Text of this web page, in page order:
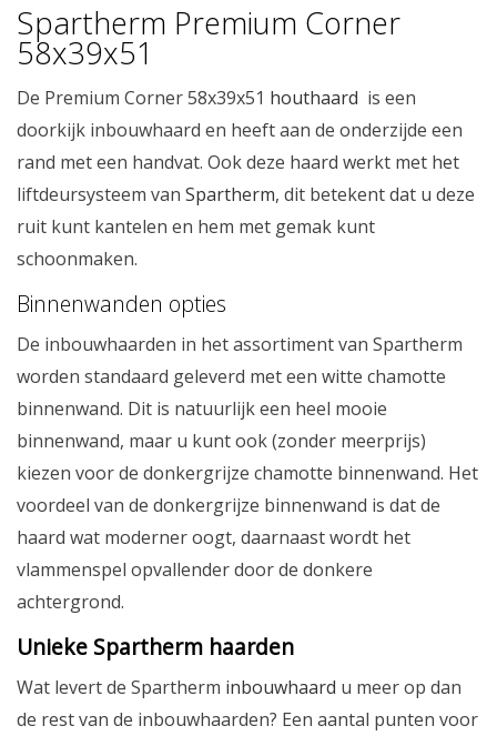
Spartherm Premium Corner
58x39x51
De Premium Corner 58x39x51 houthaard is een
doorkijk inbouwhaard en heeft aan de onderzijde een
rand met een handvat. Ook deze haard werkt met het
liftdeursysteem van Spartherm, dit betekent dat u deze
ruit kunt kantelen en hem met gemak kunt
schoonmaken.
Binnenwanden opties
De inbouwhaarden in het assortiment van Spartherm
worden standaard geleverd met een witte chamotte
binnenwand. Dit is natuurlijk een heel mooie
binnenwand, maar u kunt ook (zonder meerprijs)
kiezen voor de donkergrijze chamotte binnenwand. Het
voordeel van de donkergrijze binnenwand is dat de
haard wat moderner oogt, daarnaast wordt het
vlammenspel opvallender door de donkere
achtergrond.
Unieke Spartherm haarden
Wat levert de Spartherm inbouwhaard u meer op dan
de rest van de inbouwhaarden? Een aantal punten voor